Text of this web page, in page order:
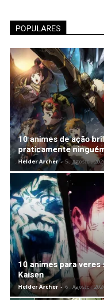
POPULARES
10 animes de ação
praticamente
Helder Archer - 5 , Agosto ,
10 animes para
Kaisen
Helder Archer - 6 , Agosto ,